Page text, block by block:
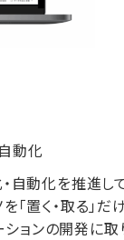
動化
動化を推進して
を「置く・取る」
ョンの開発に取